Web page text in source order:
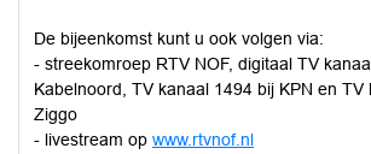
De bijeenkomst kunt u ook volgen via:
- streekomroep RTV NOF, digitaal TV
Kabelnoord, TV kanaal 1494 bij KPN en TV
Ziggo
- livestream op www.rtvnof.nl